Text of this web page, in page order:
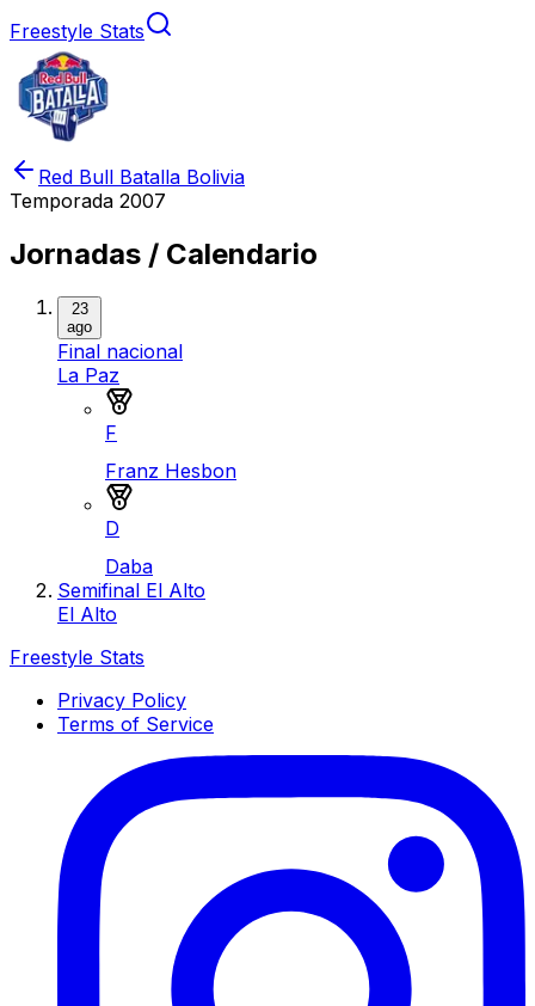
Freestyle Stats
Red Bull Batalla Bolivia
Temporada 2007
Jornadas / Calendario
23
ago
Final nacional
La Paz
F
Franz Hesbon
D
Daba
Semifinal El Alto
El Alto
Freestyle Stats
Privacy Policy
Terms of Service